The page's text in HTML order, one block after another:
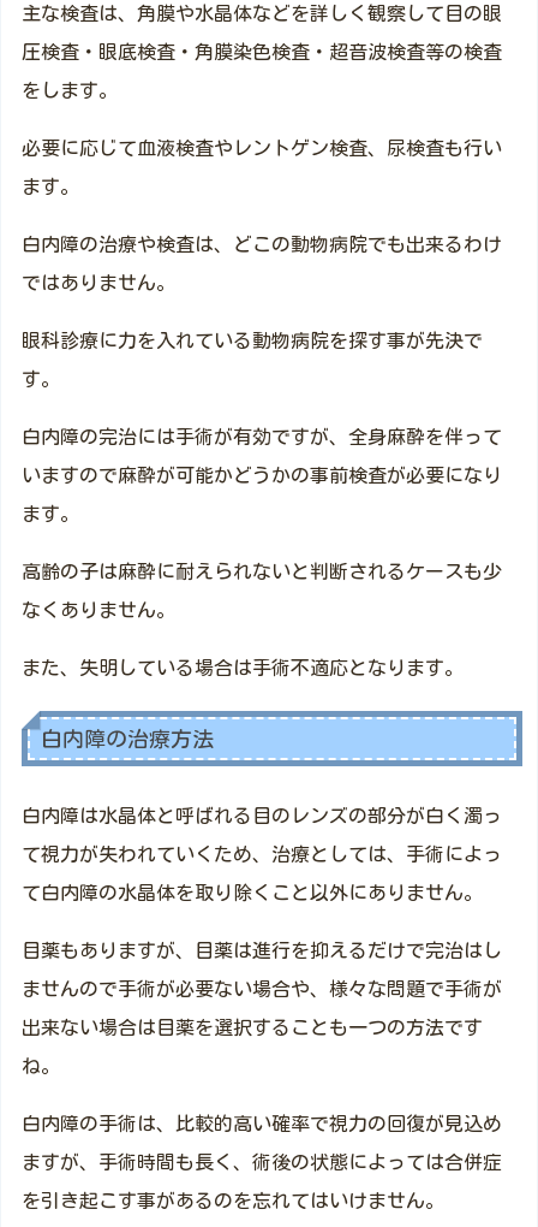
主な検査は、角膜や水晶体などを詳しく観察して目の眼
圧検査・眼底検査・角膜染色検査・超音波検査等の検査
をします。
必要に応じて血液検査やレントゲン検査、尿検査も行い
ます。
白内障の治療や検査は、どこの動物病院でも出来るわけ
ではありません。
眼科診療に力を入れている動物病院を探す事が先決で
す。
白内障の完治には手術が有効ですが、全身麻酔を伴って
いますので麻酔が可能かどうかの事前検査が必要になり
ます。
高齢の子は麻酔に耐えられないと判断されるケースも少
なくありません。
また、失明している場合は手術不適応となります。
白内障の治療方法
白内障は水晶体と呼ばれる目のレンズの部分が白く濁っ
て視力が失われていくため、治療としては、手術によっ
て白内障の水晶体を取り除くこと以外にありません。
目薬もありますが、目薬は進行を抑えるだけで完治はし
ませんので手術が必要ない場合や、様々な問題で手術が
出来ない場合は目薬を選択することも一つの方法です
ね。
白内障の手術は、比較的高い確率で視力の回復が見込め
ますが、手術時間も長く、術後の状態によっては合併症
を引き起こす事があるのを忘れてはいけません。